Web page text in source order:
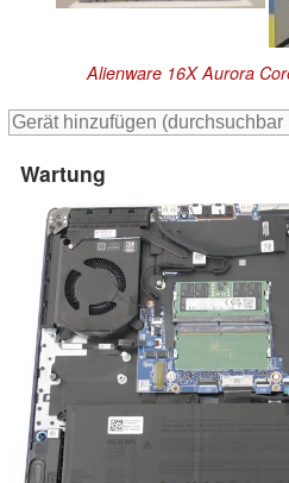
Alienware 16X Aurora
Wartung